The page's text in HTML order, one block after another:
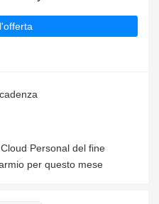
Personal del fine
per questo mese